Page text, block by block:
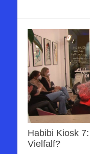
Habibi Kiosk
Vielfalf?